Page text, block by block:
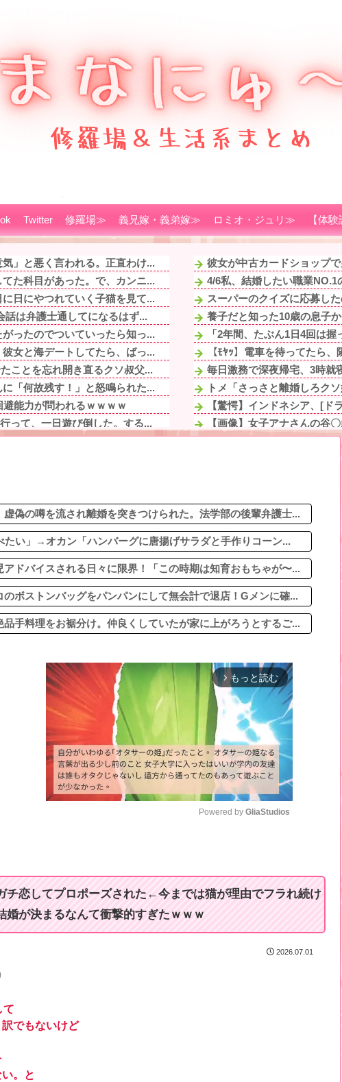
Twitter 修羅場≫ 義兄嫁・義弟嫁≫ ロミオ・ジュリ≫ 【体
」と悪く言われる。正直わけ...
た科目があった。で、カンニ...
日にやつれていく子猫を見て...
は弁護士通してになるはず...
ったのでついていったら知っ...
女と海デートしてたら、ばっ...
ことを忘れ開き直るクソ叔父...
「何故残す！」と怒鳴られた...
避能力が問われるｗｗｗｗ
って、一日遊び倒した。する...
夫と娘と歩いて帰っていると...
？」→女性への条件が厳し...
を求めてくる保護者がいる。...
い物袋山盛りのカートを一台...
彼女が中古カードショップ
4/6私、結婚したい職業
スーパーのクイズに応募し
養子だと知った10歳の息子
「2年間、たぶん1日4回は
【ﾓﾔｯ】電車を待ってたら
毎日激務で深夜帰宅、3時就
トメ「さっさと離婚しろク
【驚愕】インドネシア、[ド
【画像】女子アナさんの谷
【画像】安井カノンちゃん
【画像】秋葉原で大量のメ
偽の噂を流され離婚を突きつけられた。法学部の後輩弁護士...
たい」→オカン「ハンバーグに唐揚げサラダと手作りコーン...
ドバイスされる日々に限界！「この時期は知育おもちゃが〜...
ボストンバッグをパンパンにして無会計で退店！Gメンに確...
手料理をお裾分け。仲良くしていたが家に上がろうとするご...
arrow_forward_ios もっと読む
t
Powered by GliaStudios
チ恋してプロポーズされた←今までは猫が理由でフラれ続け
が決まるなんて衝撃的すぎたｗｗｗ
2026.07.01
て
でもないけど
。と